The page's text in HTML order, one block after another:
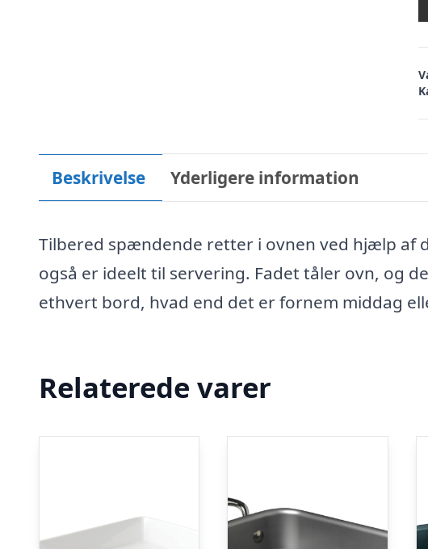
Beskrivelse Yderligere information
Tilbered spændende retter i ovnen ved hjælp af
også er ideelt til servering. Fadet tåler ovn, og
ethvert bord, hvad end det er fornem middag
Relaterede varer